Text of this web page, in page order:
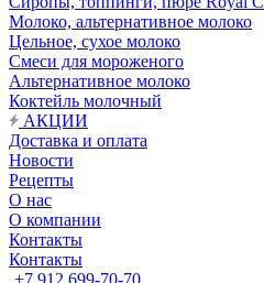
Молоко, альтернативное молоко
Цельное, сухое молоко
Смеси для мороженого
Альтернативное молоко
Коктейль молочный
АКЦИИ
Доставка и оплата
Новости
Рецепты
О нас
О компании
Контакты
Контакты
+7 912 699-70-70